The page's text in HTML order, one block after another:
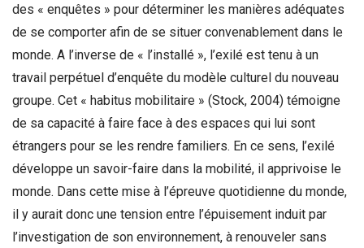
des « enquêtes » pour déterminer les manières adéquates
de se comporter afin de se situer convenablement dans le
monde. A l’inverse de « l’installé », l’exilé est tenu à un
travail perpétuel d’enquête du modèle culturel du nouveau
groupe. Cet « habitus mobilitaire » (Stock, 2004) témoigne
de sa capacité à faire face à des espaces qui lui sont
étrangers pour se les rendre familiers. En ce sens, l’exilé
développe un savoir-faire dans la mobilité, il apprivoise le
monde. Dans cette mise à l’épreuve quotidienne du monde,
il y aurait donc une tension entre l’épuisement induit par
l’investigation de son environnement, à renouveler sans